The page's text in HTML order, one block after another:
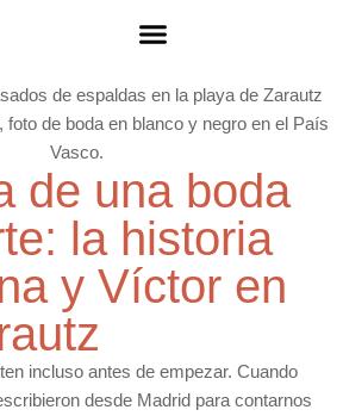
de una boda
la historia
y Víctor en
incluso antes de empezar. Cuando
desde Madrid para contarnos